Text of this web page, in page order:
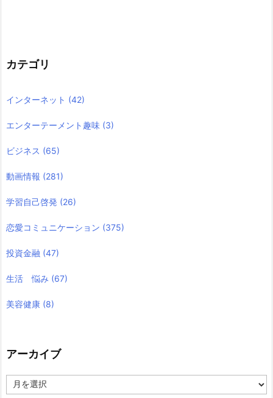
カテゴリ
インターネット (42)
エンターテーメント趣味 (3)
ビジネス (65)
動画情報 (281)
学習自己啓発 (26)
恋愛コミュニケーション (375)
投資金融 (47)
生活 悩み (67)
美容健康 (8)
アーカイブ
ー